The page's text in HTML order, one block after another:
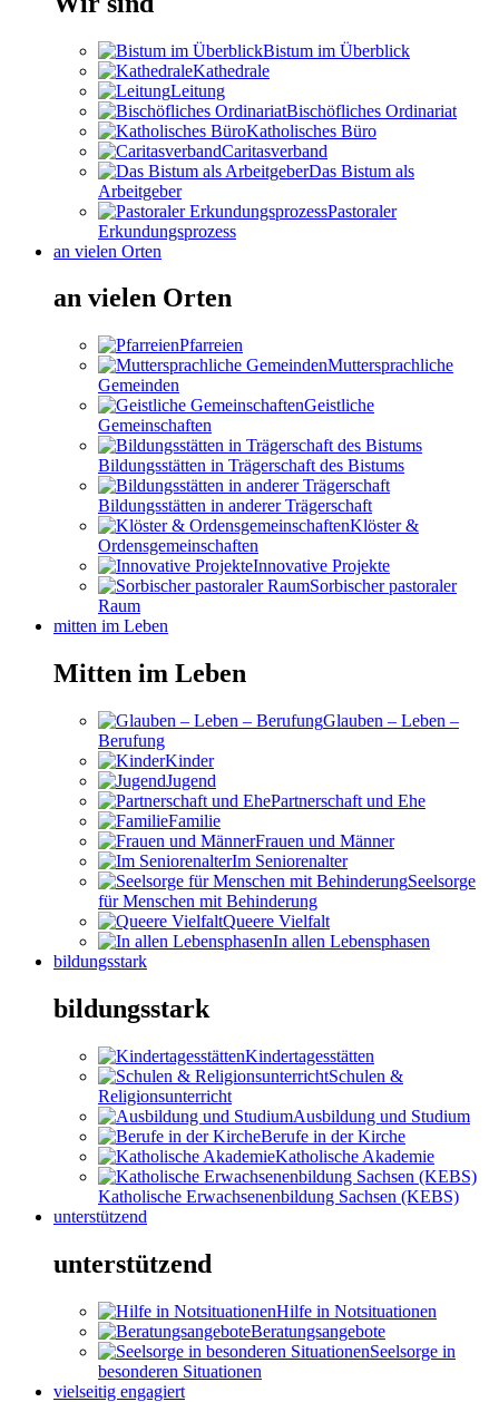
Bistum im Überblick
Kathedrale
Leitung
Bischöfliches Ordinariat
Katholisches Büro
Caritasverband
Das Bistum als
Arbeitgeber
Pastoraler
Erkundungsprozess
an vielen Orten
an vielen Orten
Pfarreien
Muttersprachliche
Gemeinden
Geistliche
Gemeinschaften
Bildungsstätten in Trägerschaft des Bistums
Bildungsstätten in anderer Trägerschaft
Klöster &
Ordensgemeinschaften
Innovative Projekte
Sorbischer pastoraler
Raum
mitten im Leben
Mitten im Leben
Glauben – Leben –
Berufung
Kinder
Jugend
Partnerschaft und Ehe
Familie
Frauen und Männer
Im Seniorenalter
Seelsorge
für Menschen mit Behinderung
Queere Vielfalt
In allen Lebensphasen
bildungsstark
bildungsstark
Kindertagesstätten
Schulen &
Religionsunterricht
Ausbildung und Studium
Berufe in der Kirche
Katholische Akademie
Katholische Erwachsenenbildung Sachsen (KEBS)
unterstützend
unterstützend
Hilfe in Notsituationen
Beratungsangebote
Seelsorge in
besonderen Situationen
vielseitig engagiert